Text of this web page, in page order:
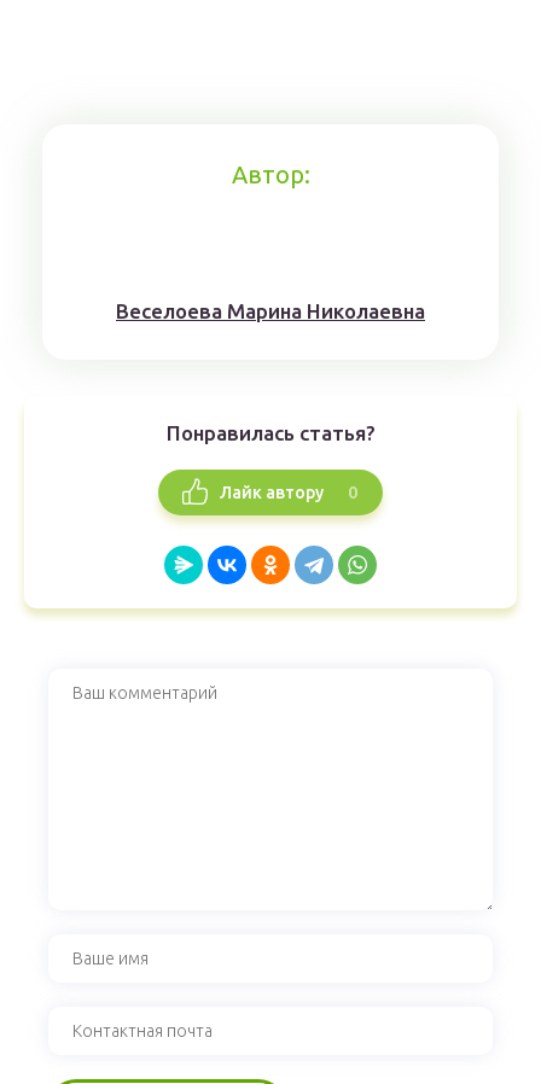
Автор:
Веселоева Марина Николаевна
Понравилась статья?
Лайк автору 0